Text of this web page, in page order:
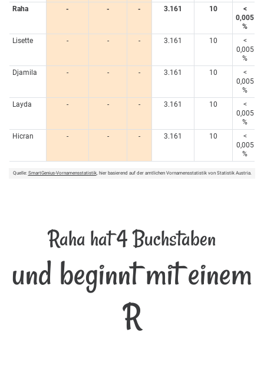
Raha - - - 3.161 10
<
0,005
%
Lisette
- - - 3.161 10
<
0,005
%
Djamila
- - - 3.161 10
<
0,005
%
Layda
- - - 3.161 10
<
0,005
%
Hicran
- - - 3.161 10
<
0,005
%
Quelle: SmartGenius-Vornamensstatistik, hier basierend auf der amtlichen Vornamensstatistik von Statistik Austria.
Raha hat 4 Buchstaben
und beginnt mit einem
R